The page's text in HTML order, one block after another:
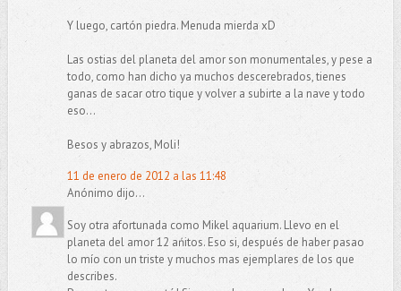
Y luego, cartón piedra. Menuda mierda xD
Las ostias del planeta del amor son monumentales, y pese a
todo, como han dicho ya muchos descerebrados, tienes
ganas de sacar otro tique y volver a subirte a la nave y todo
eso...
Besos y abrazos, Moli!
11 de enero de 2012 a las 11:48
Anónimo dijo...
Soy otra afortunada como Mikel aquarium. Llevo en el
planeta del amor 12 ańitos. Eso si, después de haber pasao
lo mío con un triste y muchos mas ejemplares de los que
describes.